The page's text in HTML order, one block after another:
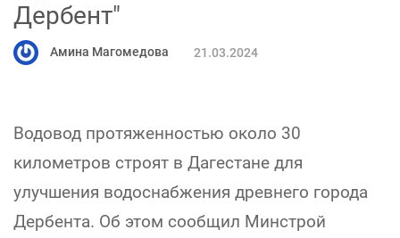
Дербент"
Амина Магомедова 21.03.2024
Водовод протяженностью около 30
километров строят в Дагестане для
улучшения водоснабжения древнего города
Дербента. Об этом сообщил Минстрой